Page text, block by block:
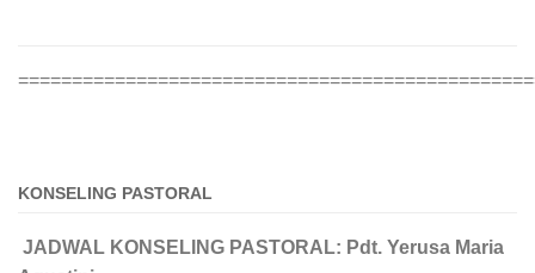
KONSELING PASTORAL
JADWAL KONSELING PASTORAL: Pdt. Yerusa Maria